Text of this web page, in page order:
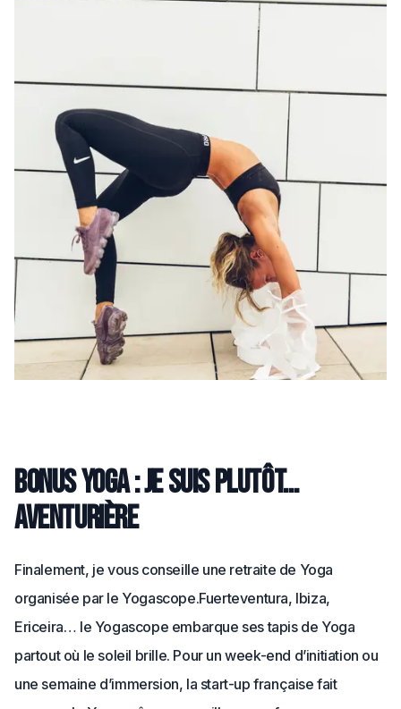
Bonus Yoga : je suis plutôt…
aventurière
Finalement, je vous conseille une retraite de Yoga
organisée par le Yogascope.Fuerteventura, Ibiza,
Ericeira… le Yogascope embarque ses tapis de Yoga
partout où le soleil brille. Pour un week-end d’initiation ou
une semaine d’immersion, la start-up française fait